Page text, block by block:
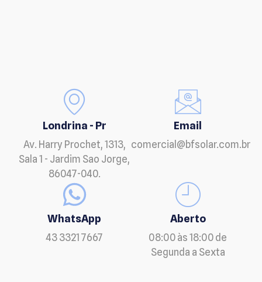
Londrina - Pr
Av. Harry Prochet, 1313,
Sala 1 - Jardim Sao Jorge,
86047-040.
Email
comercial@bfsolar.com.br
WhatsApp
43 3321 7667
Aberto
08:00 às 18:00 de
Segunda a Sexta